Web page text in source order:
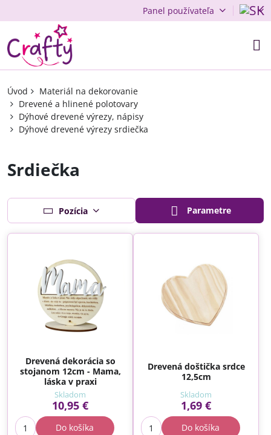
Panel používateľa
Úvod
Materiál na dekorovanie
Drevené a hlinené polotovary
Dýhové drevené výrezy, nápisy
Dýhové drevené výrezy srdiečka
Srdiečka
Pozícia Parametre
Drevená dekorácia so
stojanom 12cm - Mama,
láska v praxi
Skladom
10,95 €
Do košíka
Drevená doštička srdce
12,5cm
Skladom
1,69 €
Do košíka